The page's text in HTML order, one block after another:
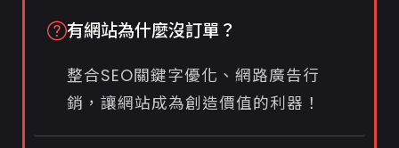
有網站為什麼沒訂單？
整合SEO關鍵字優化、網路廣告行
銷，讓網站成為創造價值的利器！